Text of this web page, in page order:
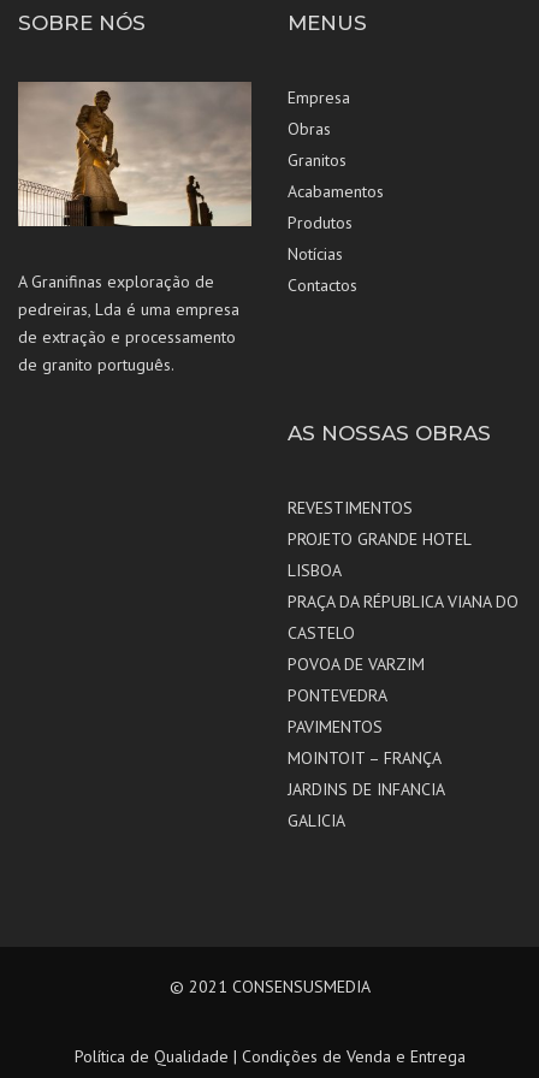
SOBRE NÓS
A Granifinas exploração de
pedreiras, Lda é uma empresa
de extração e processamento
de granito português.
MENUS
Empresa
Obras
Granitos
Acabamentos
Produtos
Notícias
Contactos
AS NOSSAS OBRAS
REVESTIMENTOS
PROJETO GRANDE HOTEL
LISBOA
PRAÇA DA RÉPUBLICA VIANA DO
CASTELO
POVOA DE VARZIM
PONTEVEDRA
PAVIMENTOS
MOINTOIT – FRANÇA
JARDINS DE INFANCIA
GALICIA
© 2021 CONSENSUSMEDIA
Política de Qualidade | Condições de Venda e Entrega